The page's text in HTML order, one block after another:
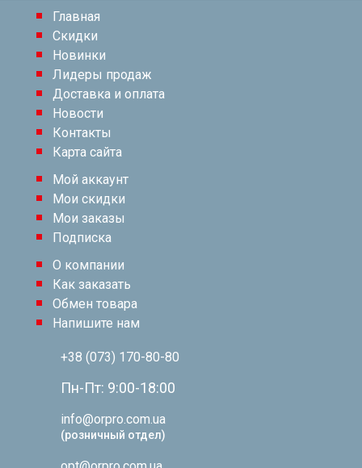
Главная
Скидки
Новинки
Лидеры продаж
Доставка и оплата
Новости
Контакты
Карта сайта
Мой аккаунт
Мои скидки
Мои заказы
Подписка
О компании
Как заказать
Обмен товара
Напишите нам
+38 (073) 170-80-80
Пн-Пт: 9:00-18:00
info@orpro.com.ua
(розничный отдел)